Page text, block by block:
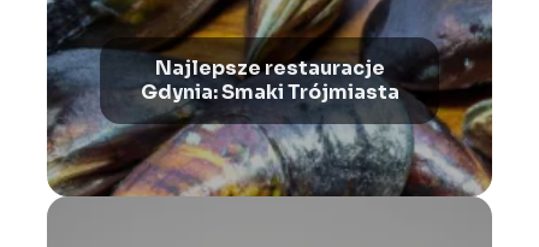
Najlepsze restauracje
Gdynia: Smaki Trójmiasta